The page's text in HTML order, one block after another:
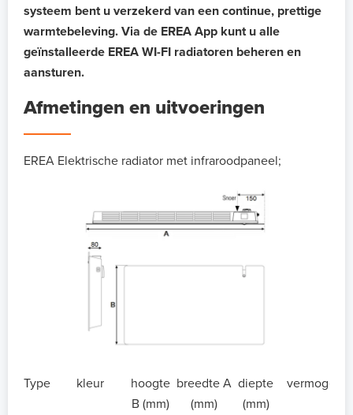
systeem bent u verzekerd van een continue, prettige
warmtebeleving. Via de EREA App kunt u alle
geïnstalleerde EREA WI-FI radiatoren beheren en
aansturen.
Afmetingen en uitvoeringen
EREA Elektrische radiator met infraroodpaneel;
Type kleur
hoogte
B (mm)
breedte A
(mm)
diepte
(mm)
vermogen